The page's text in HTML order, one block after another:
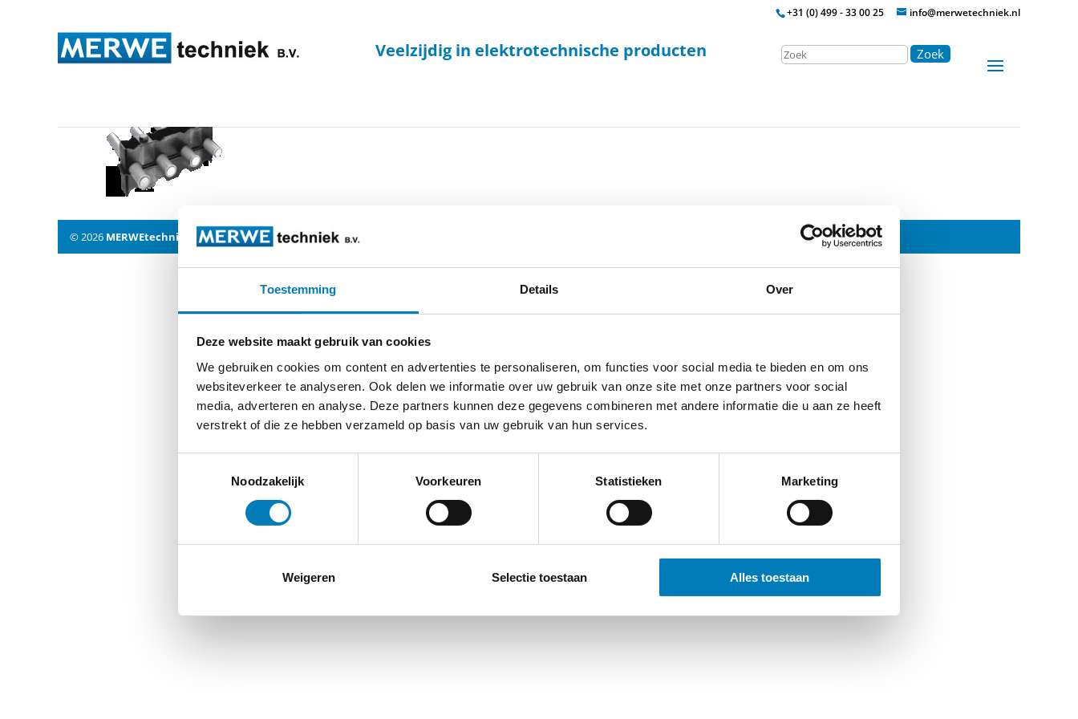
Toestemming Details Over
Deze website maakt gebruik van cookies
We gebruiken cookies om content en advertenties te personaliseren, om functies voor social media te bieden en om ons
websiteverkeer te analyseren. Ook delen we informatie over uw gebruik van onze site met onze partners voor social
media, adverteren en analyse. Deze partners kunnen deze gegevens combineren met andere informatie die u aan ze heeft
verstrekt of die ze hebben verzameld op basis van uw gebruik van hun services.
Noodzakelijk
Voorkeuren Statistieken Marketing
Weigeren Selectie toestaan Alles toestaan
+31 (0) 499 - 33 00 25 info@merwetechniek.nl
Veelzijdig in elektrotechnische producten Zoek
© 2026 MERWEtechniek B.V.-Disclaimer-Privacy Policy-